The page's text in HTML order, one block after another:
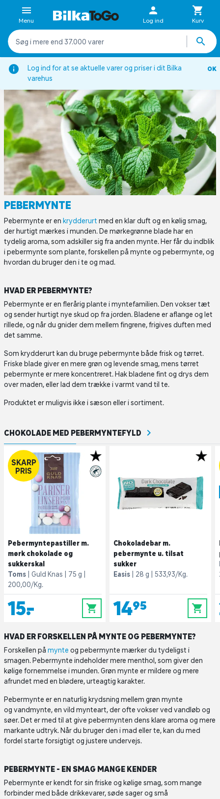
Log ind for at se aktuelle varer og priser i dit Bilka
varehus
OK
Menu Log ind Kurv
Viden om Krydderi og krydderurtleksikon Pebermynte
PEBERMYNTE
Pebermynte er en krydderurt med en klar duft og en kølig smag,
der hurtigt mærkes i munden. De mørkegrønne blade har en
tydelig aroma, som adskiller sig fra anden mynte. Her får du indblik
i pebermynte som plante, forskellen på mynte og pebermynte, og
hvordan du bruger den i te og mad.
HVAD ER PEBERMYNTE?
Pebermynte er en flerårig plante i myntefamilien. Den vokser tæt
og sender hurtigt nye skud op fra jorden. Bladene er aflange og let
rillede, og når du gnider dem mellem fingrene, frigives duften med
det samme.
Som krydderurt kan du bruge pebermynte både frisk og tørret.
Friske blade giver en mere grøn og levende smag, mens tørret
pebermynte er mere koncentreret. Hak bladene fint og drys dem
over maden, eller lad dem trække i varmt vand til te.
Produktet er muligvis ikke i sæson eller i sortiment.
CHOKOLADE MED PEBERMYNTEFYLD
SKARP
PRIS
Pebermyntepastiller m.
mørk chokolade og
sukkerskal
Toms
Guld Knas
75 g
200,00/Kg.
15,- 0
Chokoladebar m.
pebermynte u. tilsat
sukker
Easis
28 g 533,93/Kg.
14,95 0
HVAD ER FORSKELLEN PÅ MYNTE OG PEBERMYNTE?
Forskellen på mynte og pebermynte mærker du tydeligst i
smagen. Pebermynte indeholder mere menthol, som giver den
kølige fornemmelse i munden. Grøn mynte er mildere og mere
afrundet med en blødere, urteagtig karakter.
Pebermynte er en naturlig krydsning mellem grøn mynte
og vandmynte, en vild mynteart, der ofte vokser ved vandløb og
søer. Det er med til at give pebermynten dens klare aroma og mere
markante udtryk. Når du bruger den i mad eller te, kan du med
fordel starte forsigtigt og justere undervejs.
PEBERMYNTE - EN SMAG MANGE KENDER
Pebermynte er kendt for sin friske og kølige smag, som mange
forbinder med både drikkevarer, søde sager og små